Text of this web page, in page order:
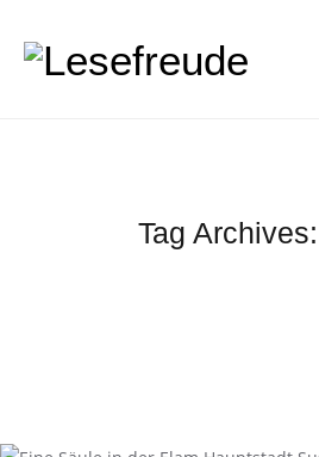
Tag Archives: